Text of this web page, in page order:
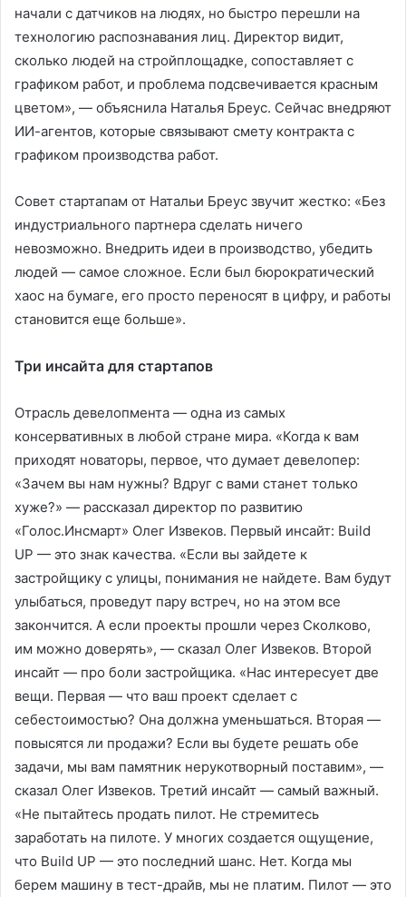
начали с датчиков на людях, но быстро перешли на
технологию распознавания лиц. Директор видит,
сколько людей на стройплощадке, сопоставляет с
графиком работ, и проблема подсвечивается красным
цветом», — объяснила Наталья Бреус. Сейчас внедряют
ИИ-агентов, которые связывают смету контракта с
графиком производства работ.
Совет стартапам от Натальи Бреус звучит жестко: «Без
индустриального партнера сделать ничего
невозможно. Внедрить идеи в производство, убедить
людей — самое сложное. Если был бюрократический
хаос на бумаге, его просто переносят в цифру, и работы
становится еще больше».
Три инсайта для стартапов
Отрасль девелопмента — одна из самых
консервативных в любой стране мира. «Когда к вам
приходят новаторы, первое, что думает девелопер:
«Зачем вы нам нужны? Вдруг с вами станет только
хуже?» — рассказал директор по развитию
«Голос.Инсмарт» Олег Извеков. Первый инсайт: Build
UP — это знак качества. «Если вы зайдете к
застройщику с улицы, понимания не найдете. Вам будут
улыбаться, проведут пару встреч, но на этом все
закончится. А если проекты прошли через Сколково,
им можно доверять», — сказал Олег Извеков. Второй
инсайт — про боли застройщика. «Нас интересует две
вещи. Первая — что ваш проект сделает с
себестоимостью? Она должна уменьшаться. Вторая —
повысятся ли продажи? Если вы будете решать обе
задачи, мы вам памятник нерукотворный поставим», —
сказал Олег Извеков. Третий инсайт — самый важный.
«Не пытайтесь продать пилот. Не стремитесь
заработать на пилоте. У многих создается ощущение,
что Build UP — это последний шанс. Нет. Когда мы
берем машину в тест-драйв, мы не платим. Пилот — это